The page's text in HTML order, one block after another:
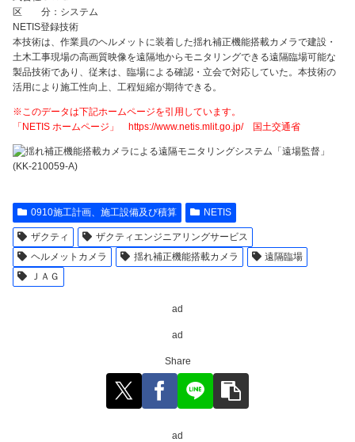
区 分：システム
NETIS登録技術
本技術は、作業員のヘルメットに装着した揺れ補正機能搭載カメラで建設・
土木工事現場の高画質映像を遠隔地からモニタリングできる遠隔臨場可能な
製品技術であり、従来は、臨場による確認・立会で対応していた。本技術の
活用により施工性向上、工程短縮が期待できる。
※このデータは下記ホームページを引用しています。
「NETIS ホームページ」 https://www.netis.mlit.go.jp/ 国土交通省
0910施工計画、施工設備及び積算 NETIS
ザクティ
ザクティエンジニアリングサービス
ヘルメットカメラ
揺れ補正機能搭載カメラ
遠隔臨場
ＪＡＧ
ad
ad
Share
ad